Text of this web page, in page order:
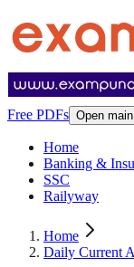
Free PDFs Open
Home
Banking &
SSC
Railyway
Home
Daily Current